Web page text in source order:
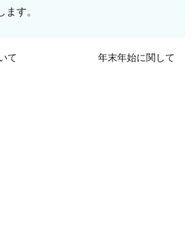
す。
て 年末年始に関して